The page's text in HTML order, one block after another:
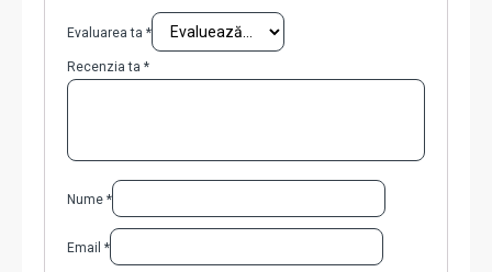
Evaluarea ta *
Recenzia ta *
Nume *
Email *